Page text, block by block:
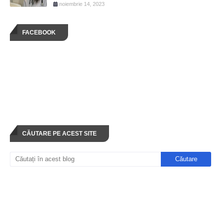
noiembrie 14, 2023
FACEBOOK
CĂUTARE PE ACEST SITE